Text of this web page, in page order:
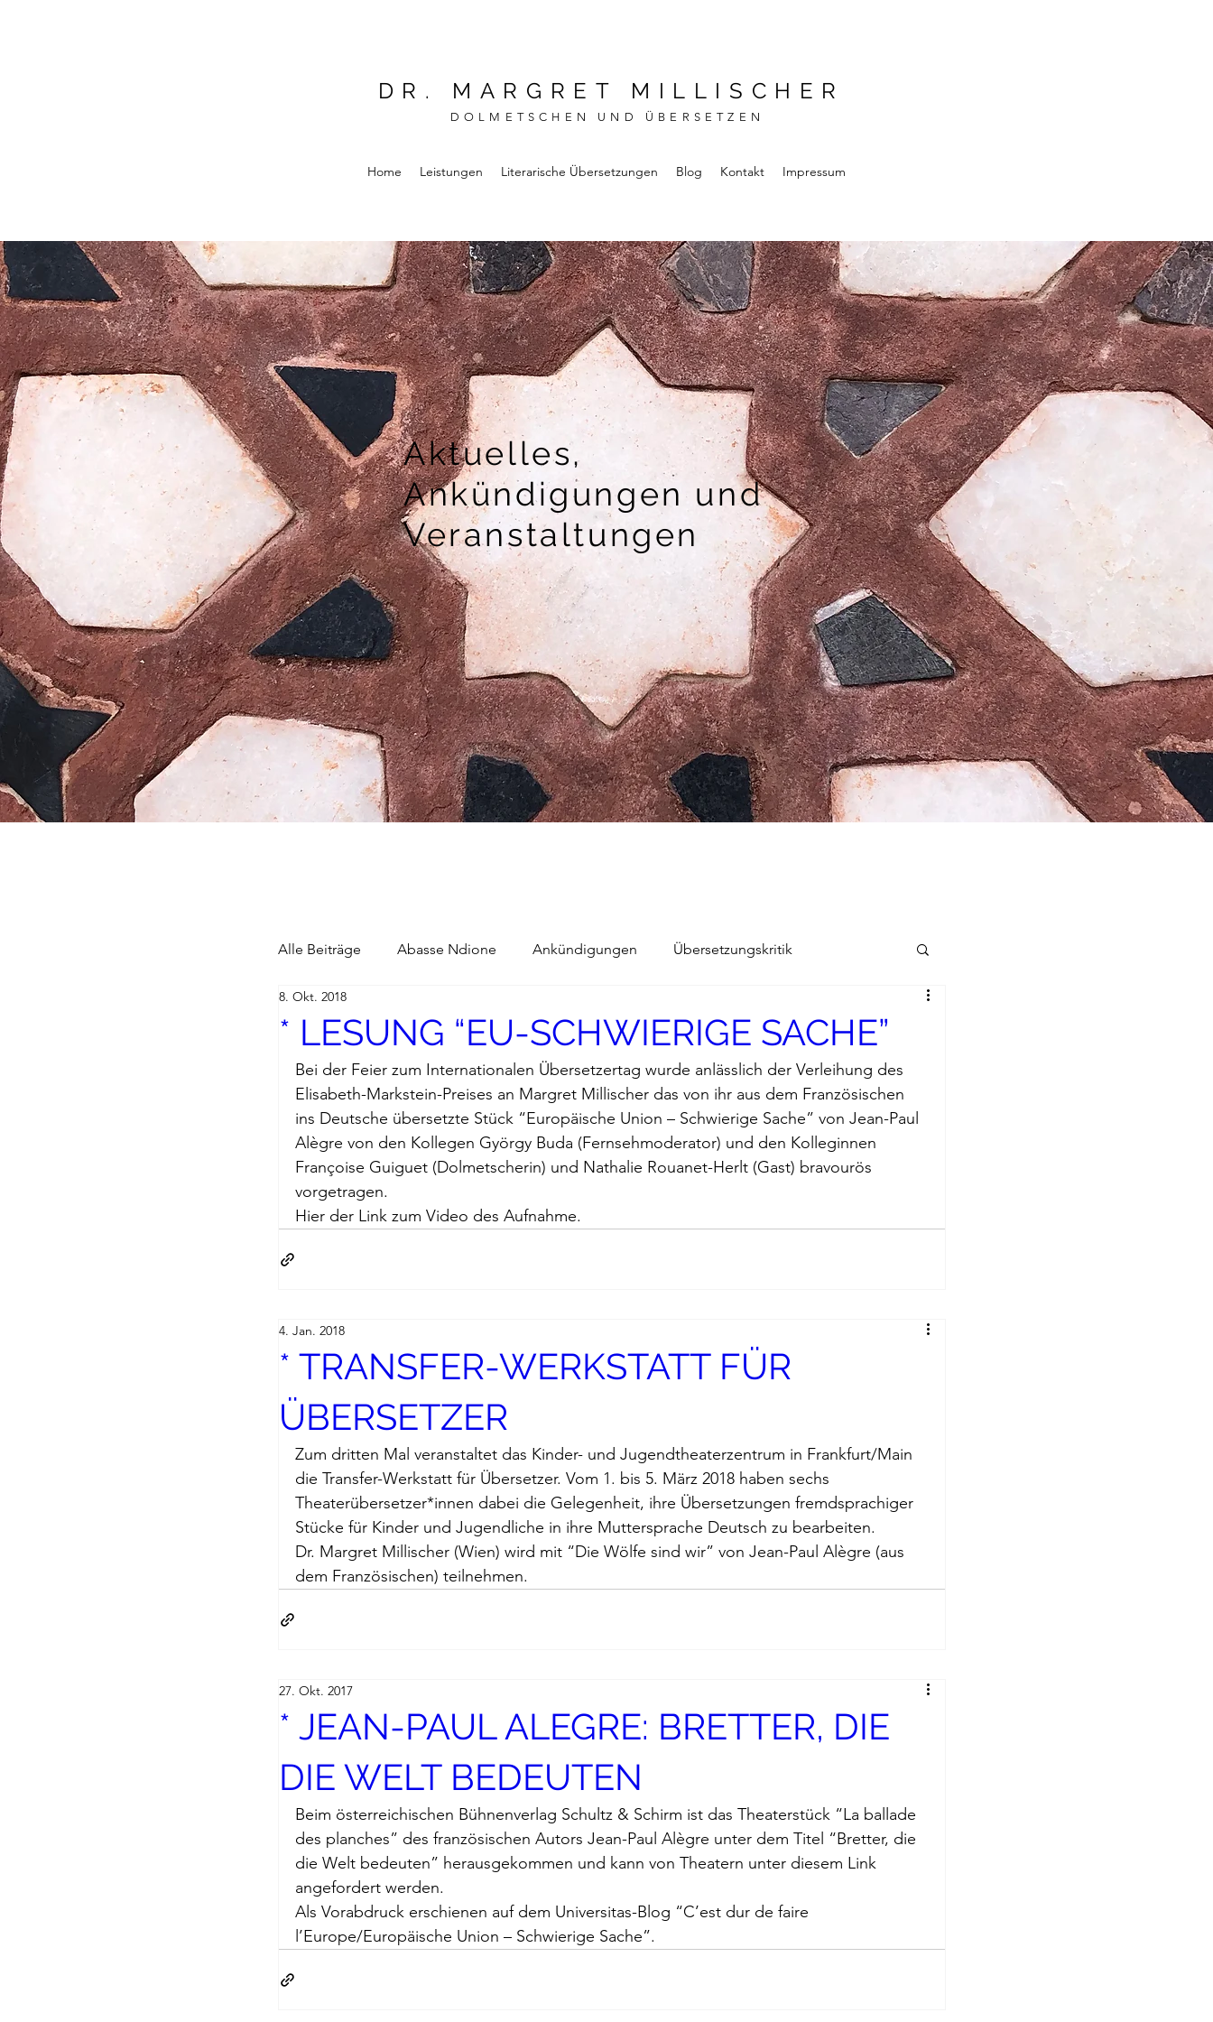
DR. MARGRET MILLISCHER
DOLMETSCHEN UND ÜBERSETZEN
Home Leistungen Literarische Übersetzungen Blog Kontakt Impressum
Aktuelles,
Ankündigungen und
Veranstaltungen
Alle Beiträge Abasse Ndione Ankündigungen Übersetzungskritik
Alain Blottiere Bernard Noel Das Buch vom Vergessen
Briefe a. j. Marokkaner Die rote Schwalbe Dolmetschen Die Piroge
Descartes Dominique Fernandez Driss Chraibi Edition Bernest
Johann Joachim Winckelmann Gemma Salem Franz Schubert
Lächeln meiner Mutter Gilbert & Georges Leipziger Literaturverlag
Passagen Verlag Pierre Bergounioux Marie Sellier Rainer Maria Rilke
* LESUNG “EU-SCHWIERIGE SACHE”
8. Okt. 2018
Bei der Feier zum Internationalen Übersetzertag wurde anlässlich der Verleihung des
Elisabeth-Markstein-Preises an Margret Millischer das von ihr aus dem Französischen
ins Deutsche übersetzte Stück “Europäische Union – Schwierige Sache” von Jean-Paul
Alègre von den Kollegen György Buda (Fernsehmoderator) und den Kolleginnen
Françoise Guiguet (Dolmetscherin) und Nathalie Rouanet-Herlt (Gast) bravourös
vorgetragen.
Hier der Link zum Video des Aufnahme.
* TRANSFER-WERKSTATT FÜR
ÜBERSETZER
4. Jan. 2018
Zum dritten Mal veranstaltet das Kinder- und Jugendtheaterzentrum in Frankfurt/Main
die Transfer-Werkstatt für Übersetzer. Vom 1. bis 5. März 2018 haben sechs
Theaterübersetzer*innen dabei die Gelegenheit, ihre Übersetzungen fremdsprachiger
Stücke für Kinder und Jugendliche in ihre Muttersprache Deutsch zu bearbeiten.
Dr. Margret Millischer (Wien) wird mit “Die Wölfe sind wir” von Jean-Paul Alègre (aus
dem Französischen) teilnehmen.
* JEAN-PAUL ALEGRE: BRETTER, DIE
DIE WELT BEDEUTEN
27. Okt. 2017
Beim österreichischen Bühnenverlag Schultz & Schirm ist das Theaterstück “La ballade
des planches” des französischen Autors Jean-Paul Alègre unter dem Titel “Bretter, die
die Welt bedeuten” herausgekommen und kann von Theatern unter diesem Link
angefordert werden.
Als Vorabdruck erschienen auf dem Universitas-Blog “C’est dur de faire
l’Europe/Europäische Union – Schwierige Sache”.